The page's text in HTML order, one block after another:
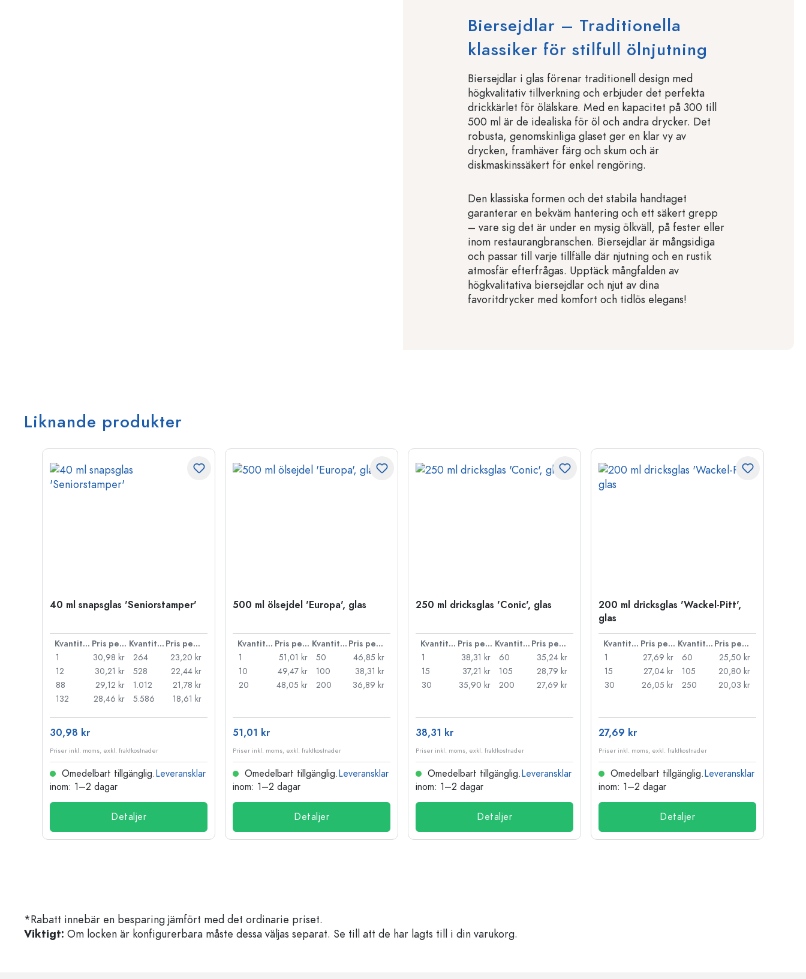
Biersejdlar – Traditionella
klassiker för stilfull ölnjutning
Biersejdlar i glas förenar traditionell design med
högkvalitativ tillverkning och erbjuder det perfekta
drickkärlet för ölälskare. Med en kapacitet på 300 till
500 ml är de idealiska för öl och andra drycker. Det
robusta, genomskinliga glaset ger en klar vy av
drycken, framhäver färg och skum och är
diskmaskinssäkert för enkel rengöring.
Den klassiska formen och det stabila handtaget
garanterar en bekväm hantering och ett säkert grepp
– vare sig det är under en mysig ölkväll, på fester eller
inom restaurangbranschen. Biersejdlar är mångsidiga
och passar till varje tillfälle där njutning och en rustik
atmosfär efterfrågas. Upptäck mångfalden av
högkvalitativa biersejdlar och njut av dina
favoritdrycker med komfort och tidlös elegans!
Liknande produkter
40 ml snapsglas 'Seniorstamper'
Kvantitet Pris per styck Kvantitet
Pris per styck
1
30,98 kr
12
30,21 kr
88
29,12 kr
132
28,46 kr
264
23,20 kr
528
22,44 kr
1.012
21,78 kr
5.586
18,61 kr
30,98 kr
Priser inkl. moms, exkl. fraktkostnader
Omedelbart tillgänglig.Leveransklar
inom: 1–2 dagar
Detaljer
500 ml ölsejdel 'Europa', glas
Kvantitet Pris per styck Kvantitet
Pris per styck
1
51,01 kr
10
49,47 kr
20
48,05 kr
50
46,85 kr
100
38,31 kr
200
36,89 kr
51,01 kr
Priser inkl. moms, exkl. fraktkostnader
Omedelbart tillgänglig.Leveransklar
inom: 1–2 dagar
Detaljer
250 ml dricksglas 'Conic', glas
Kvantitet Pris per styck Kvantitet
Pris per styck
1
38,31 kr
15
37,21 kr
30
35,90 kr
60
35,24 kr
105
28,79 kr
200
27,69 kr
38,31 kr
Priser inkl. moms, exkl. fraktkostnader
Omedelbart tillgänglig.Leveransklar
inom: 1–2 dagar
Detaljer
200 ml dricksglas 'Wackel-Pitt',
glas
Kvantitet Pris per styck Kvantitet
Pris per styck
1
27,69 kr
15
27,04 kr
30
26,05 kr
60
25,50 kr
105
20,80 kr
250
20,03 kr
27,69 kr
Priser inkl. moms, exkl. fraktkostnader
Omedelbart tillgänglig.Leveransklar
inom: 1–2 dagar
Detaljer
*Rabatt innebär en besparing jämfört med det ordinarie priset.
Viktigt: Om locken är konfigurerbara måste dessa väljas separat. Se till att de har lagts till i din varukorg.